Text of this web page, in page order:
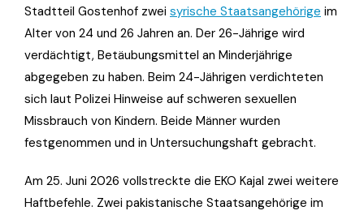
Stadtteil Gostenhof zwei syrische Staatsangehörige im
Alter von 24 und 26 Jahren an. Der 26-Jährige wird
verdächtigt, Betäubungsmittel an Minderjährige
abgegeben zu haben. Beim 24-Jährigen verdichteten
sich laut Polizei Hinweise auf schweren sexuellen
Missbrauch von Kindern. Beide Männer wurden
festgenommen und in Untersuchungshaft gebracht.
Am 25. Juni 2026 vollstreckte die EKO Kajal zwei weitere
Haftbefehle. Zwei pakistanische Staatsangehörige im